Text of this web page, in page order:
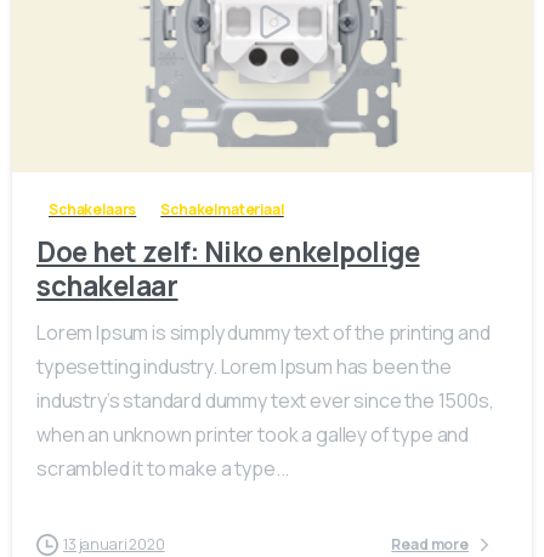
Schakelaars Schakelmateriaal
Doe het zelf: Niko enkelpolige
schakelaar
Lorem Ipsum is simply dummy text of the printing and
typesetting industry. Lorem Ipsum has been the
industry’s standard dummy text ever since the 1500s,
when an unknown printer took a galley of type and
scrambled it to make a type...
13 januari 2020 Read more